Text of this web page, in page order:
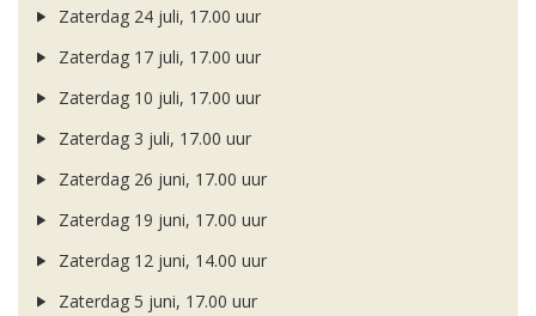
Zaterdag 24 juli, 17.00 uur
Zaterdag 17 juli, 17.00 uur
Zaterdag 10 juli, 17.00 uur
Zaterdag 3 juli, 17.00 uur
Zaterdag 26 juni, 17.00 uur
Zaterdag 19 juni, 17.00 uur
Zaterdag 12 juni, 14.00 uur
Zaterdag 5 juni, 17.00 uur